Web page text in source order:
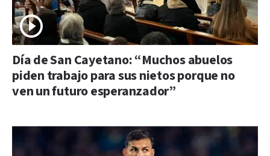
Día de San Cayetano: “Muchos abuelos
piden trabajo para sus nietos porque no
ven un futuro esperanzador”